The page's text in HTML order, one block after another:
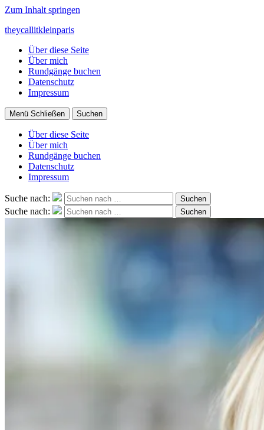
Zum Inhalt springen
theycallitkleinparis
Über diese Seite
Über mich
Rundgänge buchen
Datenschutz
Impressum
Menü Schließen Suchen
Über diese Seite
Über mich
Rundgänge buchen
Datenschutz
Impressum
Suche nach: Suchen
Suche nach: Suchen